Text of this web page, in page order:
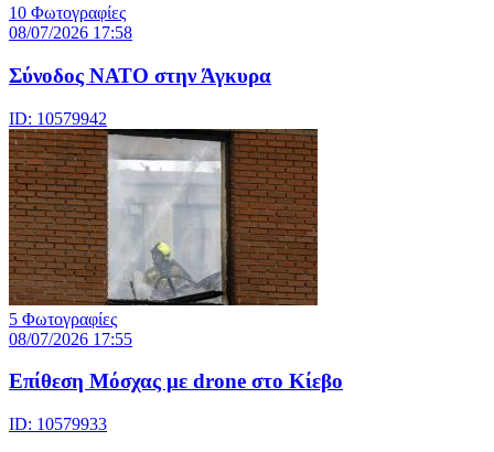
10 Φωτογραφίες
08/07/2026 17:58
Σύνοδος ΝΑΤΟ στην Άγκυρα
ID: 10579942
5 Φωτογραφίες
08/07/2026 17:55
Eπίθεση Μόσχας με drone στο Κίεβο
ID: 10579933